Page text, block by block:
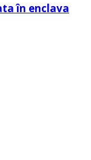
în enclava